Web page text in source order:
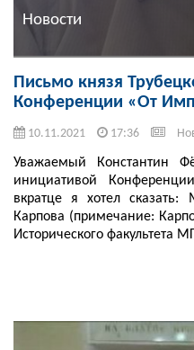
Новости
Письмо князя
Конференции «От
10.11.2021 17:36
Уважаемый Константин
инициативой
вкратце я хотел
Карпова (примечание:
Исторического факультета